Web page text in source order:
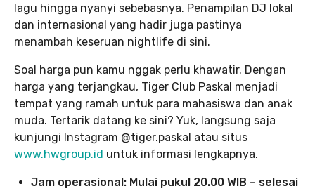
lagu hingga nyanyi sebebasnya. Penampilan DJ lokal
dan internasional yang hadir juga pastinya
menambah keseruan nightlife di sini.
Soal harga pun kamu nggak perlu khawatir. Dengan
harga yang terjangkau, Tiger Club Paskal menjadi
tempat yang ramah untuk para mahasiswa dan anak
muda. Tertarik datang ke sini? Yuk, langsung saja
kunjungi Instagram @tiger.paskal atau situs
www.hwgroup.id untuk informasi lengkapnya.
Jam operasional: Mulai pukul 20.00 WIB – selesai